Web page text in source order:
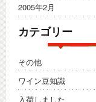
2005年2月
カテゴリー
その他
ワイン豆知識
入荷しました